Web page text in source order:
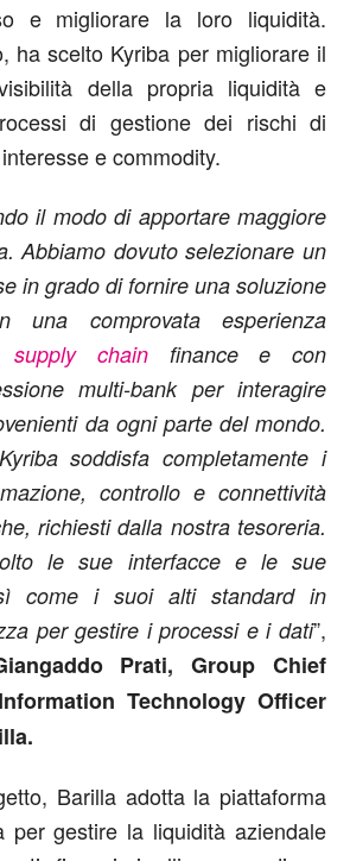
e migliorare la loro liquidità.
ha scelto Kyriba per migliorare il
della propria liquidità e
di gestione dei rischi di
e commodity.
il modo di apportare maggiore
Abbiamo dovuto selezionare un
in grado di fornire una soluzione
una comprovata esperienza
supply chain finance e con
multi-bank per interagire
da ogni parte del mondo.
soddisfa completamente i
controllo e connettività
richiesti dalla nostra tesoreria.
le sue interfacce e le sue
come i suoi alti standard in
per gestire i processi e i dati”,
Prati, Group Chief
Technology Officer
Barilla adotta la piattaforma
per gestire la liquidità aziendale